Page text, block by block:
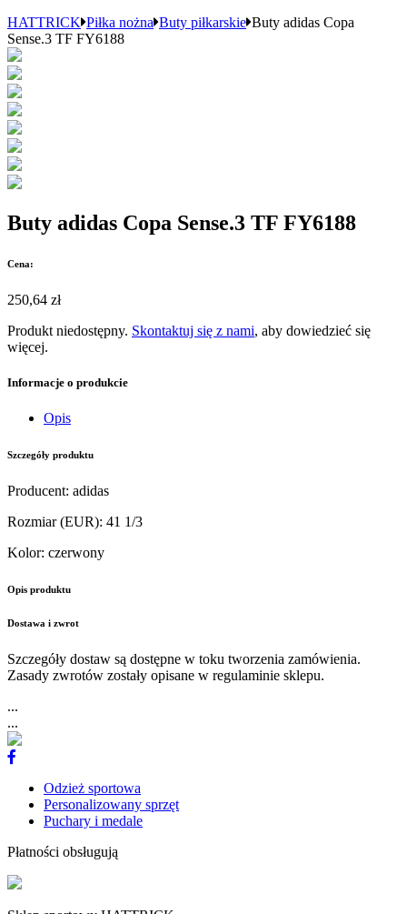
HATTRICK Piłka nożna Buty piłkarskie Buty adidas Copa
Sense.3 TF FY6188
Buty adidas Copa Sense.3 TF FY6188
Cena:
250,64 zł
Produkt niedostępny. Skontaktuj się z nami, aby dowiedzieć się
więcej.
Informacje o produkcie
Opis
Szczegóły produktu
Producent: adidas
Rozmiar (EUR): 41 1/3
Kolor: czerwony
Opis produktu
Dostawa i zwrot
Szczegóły dostaw są dostępne w toku tworzenia zamówienia.
Zasady zwrotów zostały opisane w regulaminie sklepu.
...
...
Odzież sportowa
Personalizowany sprzęt
Puchary i medale
Płatności obsługują